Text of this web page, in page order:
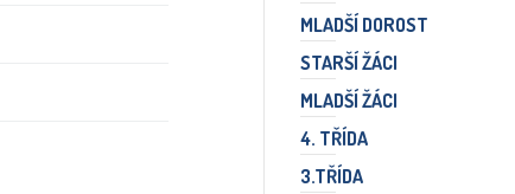
MLADŠÍ DOROST
STARŠÍ ŽÁCI
MLADŠÍ ŽÁCI
4. TŘÍDA
3.TŘÍDA